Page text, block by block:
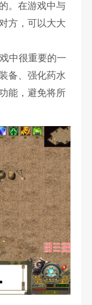
。在游戏中与
方，可以大大
中很重要的一
备、强化药水
能，避免将所